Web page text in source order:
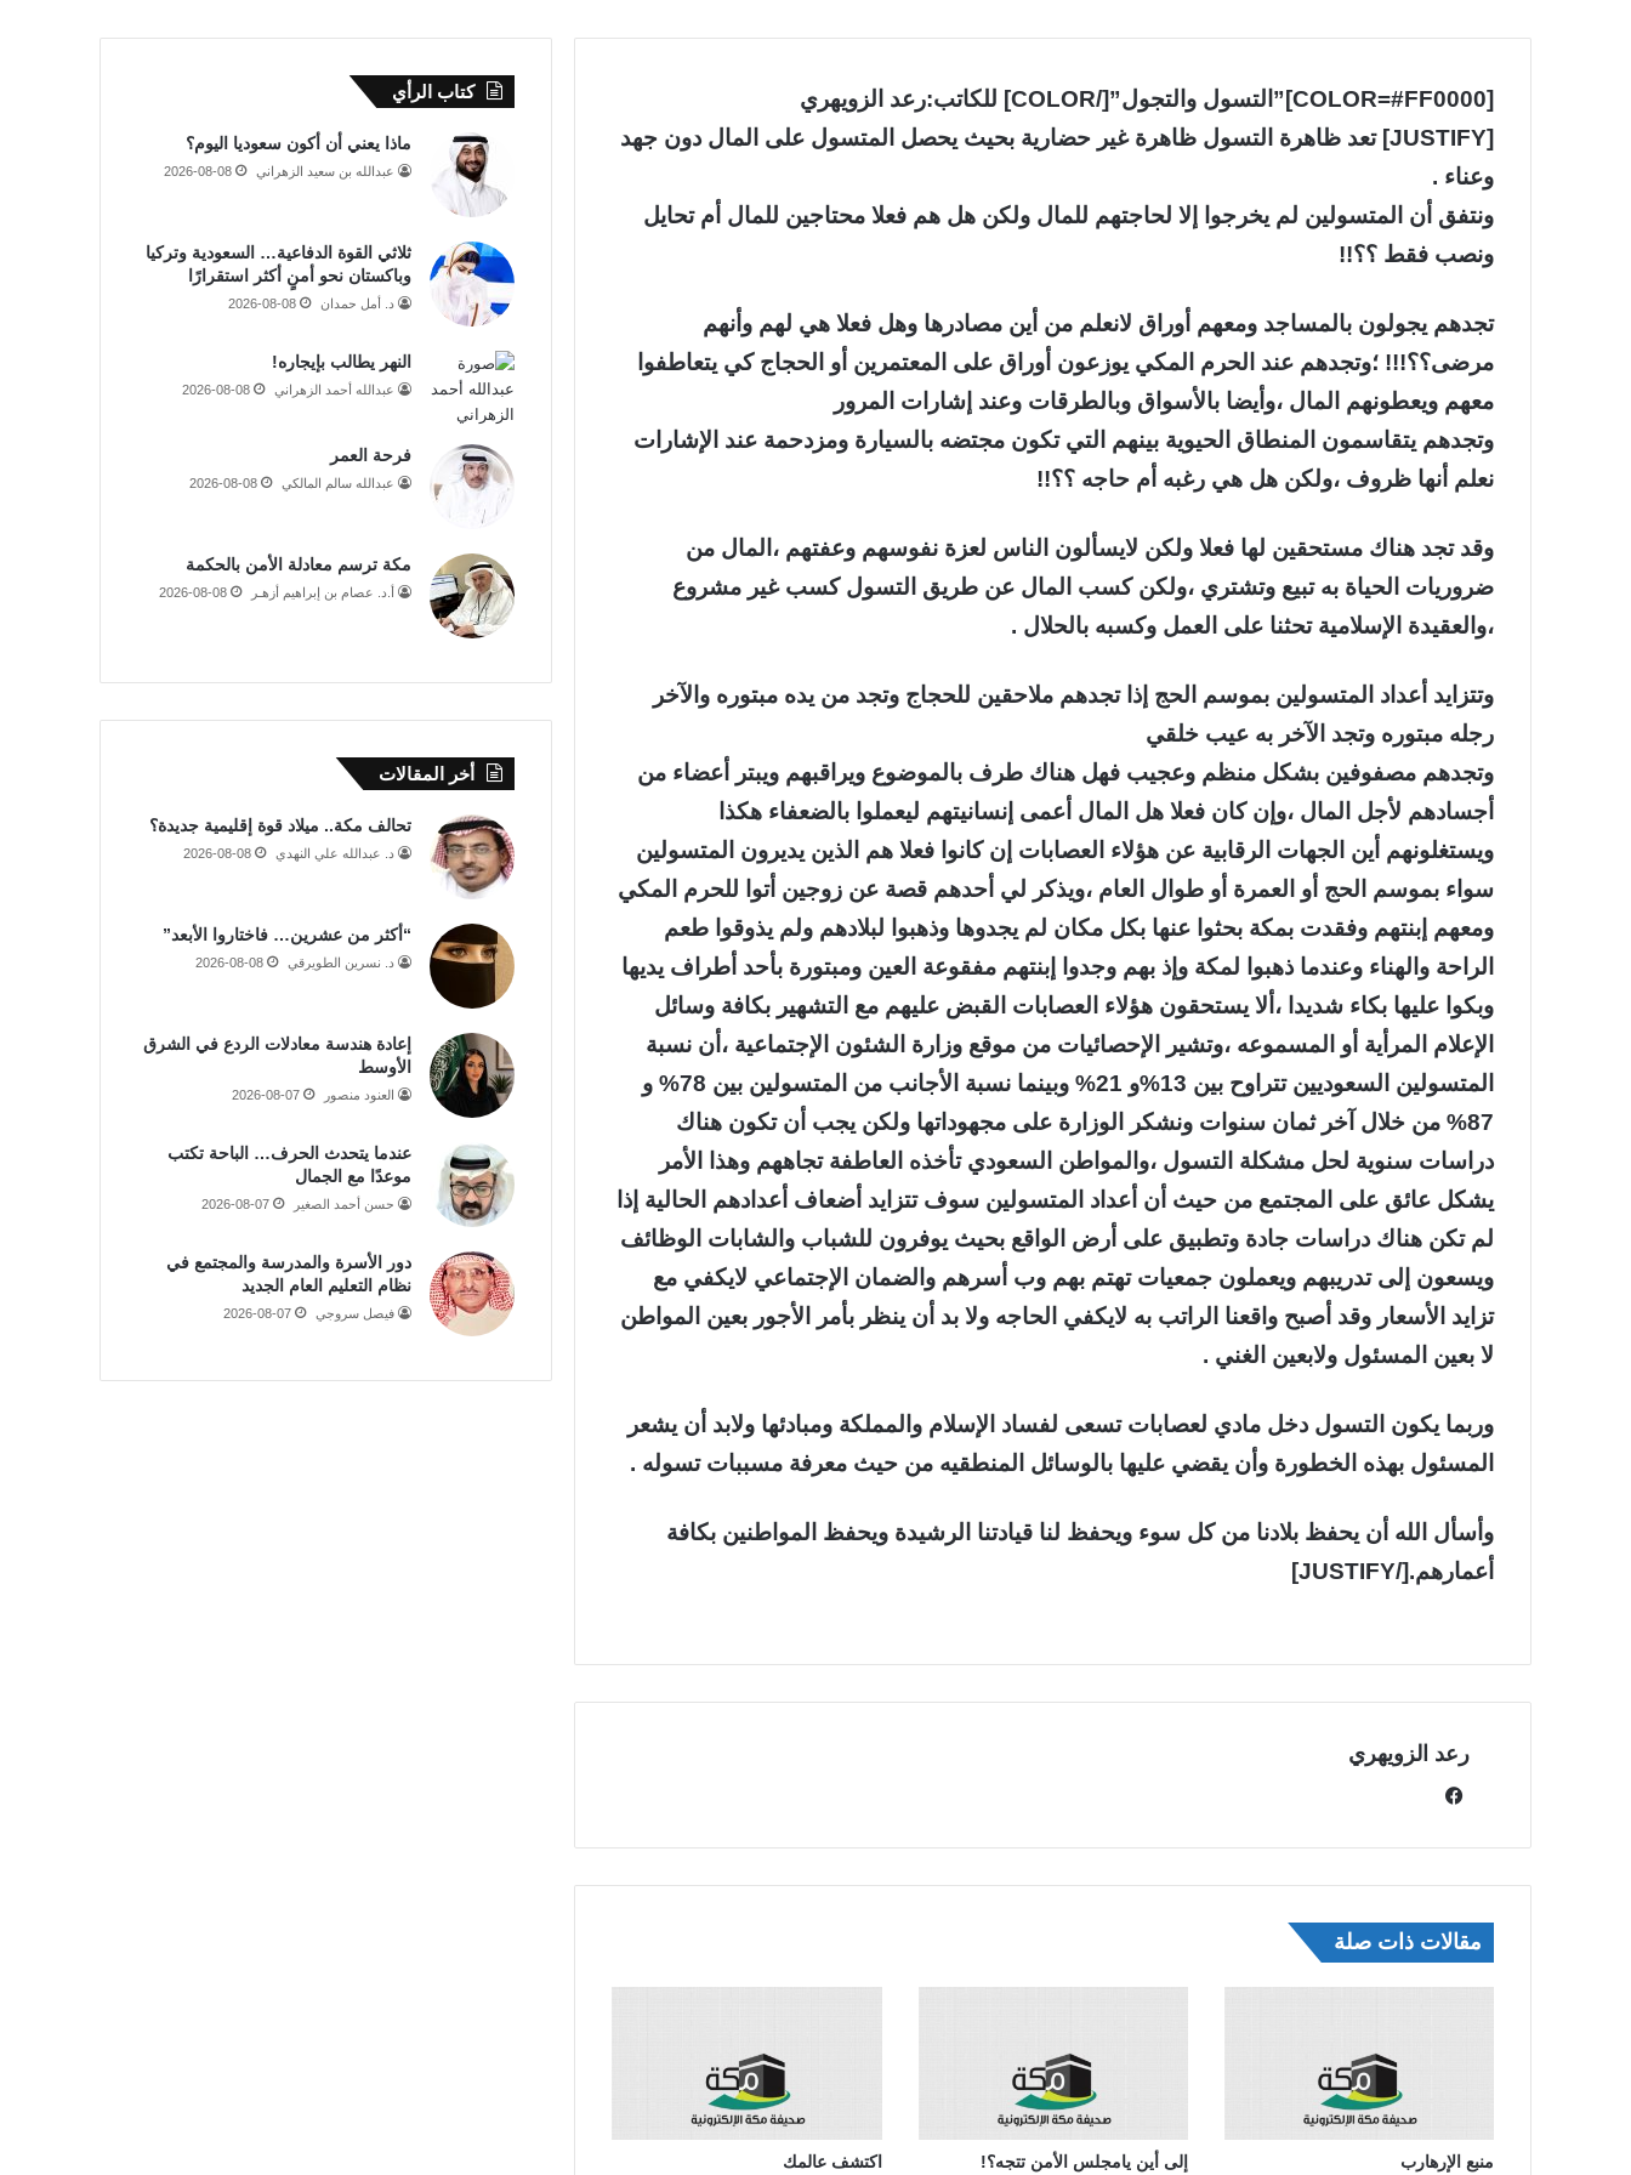
[COLOR=#FF0000]”التسول والتجول”[/COLOR] للكاتب:رعد الزويهري
[JUSTIFY] تعد ظاهرة التسول ظاهرة غير حضارية بحيث يحصل المتسول على المال دون جهد
وعناء .
ونتفق أن المتسولين لم يخرجوا إلا لحاجتهم للمال ولكن هل هم فعلا محتاجين للمال أم تحايل
ونصب فقط ؟؟!!
تجدهم يجولون بالمساجد ومعهم أوراق لانعلم من أين مصادرها وهل فعلا هي لهم وأنهم
مرضى؟؟!!! ؛وتجدهم عند الحرم المكي يوزعون أوراق على المعتمرين أو الحجاج كي يتعاطفوا
معهم ويعطونهم المال ،وأيضا بالأسواق وبالطرقات وعند إشارات المرور
وتجدهم يتقاسمون المنطاق الحيوية بينهم التي تكون مجتضه بالسيارة ومزدحمة عند الإشارات
نعلم أنها ظروف ،ولكن هل هي رغبه أم حاجه ؟؟!!
وقد تجد هناك مستحقين لها فعلا ولكن لايسألون الناس لعزة نفوسهم وعفتهم ،المال من
ضروريات الحياة به تبيع وتشتري ،ولكن كسب المال عن طريق التسول كسب غير مشروع
،والعقيدة الإسلامية تحثنا على العمل وكسبه بالحلال .
وتتزايد أعداد المتسولين بموسم الحج إذا تجدهم ملاحقين للحجاج وتجد من يده مبتوره والآخر
رجله مبتوره وتجد الآخر به عيب خلقي
وتجدهم مصفوفين بشكل منظم وعجيب فهل هناك طرف بالموضوع ويراقبهم ويبتر أعضاء من
أجسادهم لأجل المال ،وإن كان فعلا هل المال أعمى إنسانيتهم ليعملوا بالضعفاء هكذا
ويستغلونهم أين الجهات الرقابية عن هؤلاء العصابات إن كانوا فعلا هم الذين يديرون المتسولين
سواء بموسم الحج أو العمرة أو طوال العام ،ويذكر لي أحدهم قصة عن زوجين أتوا للحرم المكي
ومعهم إبنتهم وفقدت بمكة بحثوا عنها بكل مكان لم يجدوها وذهبوا لبلادهم ولم يذوقوا طعم
الراحة والهناء وعندما ذهبوا لمكة وإذ بهم وجدوا إبنتهم مفقوعة العين ومبتورة بأحد أطراف يديها
وبكوا عليها بكاء شديدا ،ألا يستحقون هؤلاء العصابات القبض عليهم مع التشهير بكافة وسائل
الإعلام المرأية أو المسموعه ،وتشير الإحصائيات من موقع وزارة الشئون الإجتماعية ،أن نسبة
المتسولين السعوديين تتراوح بين 13%و 21% وبينما نسبة الأجانب من المتسولين بين 78% و
87% من خلال آخر ثمان سنوات ونشكر الوزارة على مجهوداتها ولكن يجب أن تكون هناك
دراسات سنوية لحل مشكلة التسول ،والمواطن السعودي تأخذه العاطفة تجاههم وهذا الأمر
يشكل عائق على المجتمع من حيث أن أعداد المتسولين سوف تتزايد أضعاف أعدادهم الحالية إذا
لم تكن هناك دراسات جادة وتطبيق على أرض الواقع بحيث يوفرون للشباب والشابات الوظائف
ويسعون إلى تدريبهم ويعملون جمعيات تهتم بهم وب أسرهم والضمان الإجتماعي لايكفي مع
تزايد الأسعار وقد أصبح واقعنا الراتب به لايكفي الحاجه ولا بد أن ينظر بأمر الأجور بعين المواطن
لا بعين المسئول ولابعين الغني .
وربما يكون التسول دخل مادي لعصابات تسعى لفساد الإسلام والمملكة ومبادئها ولابد أن يشعر
المسئول بهذه الخطورة وأن يقضي عليها بالوسائل المنطقيه من حيث معرفة مسببات تسوله .
وأسأل الله أن يحفظ بلادنا من كل سوء ويحفظ لنا قيادتنا الرشيدة ويحفظ المواطنين بكافة
أعمارهم.[/JUSTIFY]
رعد الزويهري
وك
مقالات ذات صلة
منبع الإرهارب إلى أين يامجلس الأمن تتجه؟! اكتشف عالمك
كتاب الرأي
ماذا يعني أن أكون سعوديا اليوم؟
عبدالله بن سعيد الزهراني 2026-08-08
ثلاثي القوة الدفاعية… السعودية وتركيا
وباكستان نحو أمنٍ أكثر استقرارًا
د. أمل حمدان 2026-08-08
النهر يطالب بإيجاره!
عبدالله أحمد الزهراني 2026-08-08
فرحة العمر
عبدالله سالم المالكي 2026-08-08
مكة ترسم معادلة الأمن بالحكمة
أ.د. عصام بن إبراهيم أزهـر 2026-08-08
أخر المقالات
تحالف مكة.. ميلاد قوة إقليمية جديدة؟
د. عبدالله علي النهدي 2026-08-08
“أكثر من عشرين… فاختاروا الأبعد”
د. نسرين الطويرقي 2026-08-08
إعادة هندسة معادلات الردع في الشرق
الأوسط
العنود منصور 2026-08-07
عندما يتحدث الحرف… الباحة تكتب
موعدًا مع الجمال
حسن أحمد الصغير 2026-08-07
دور الأسرة والمدرسة والمجتمع في
نظام التعليم العام الجديد
فيصل سروجي 2026-08-07